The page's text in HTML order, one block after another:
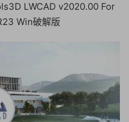
LWCAD v2020.00 For
Win破解版